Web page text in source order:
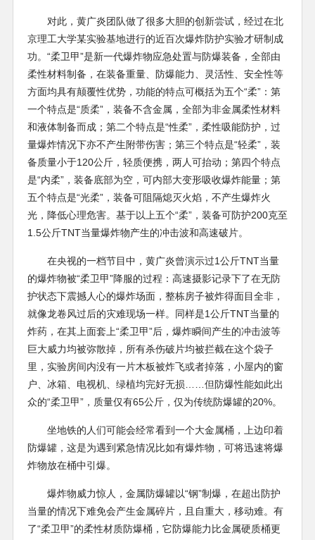
对此，黄广炎团队做了很多大胆的创新尝试，经过在北
京理工大学某实验基地进行的近百次爆炸防护实验才研制成
功。“柔卫甲”是新一代爆炸物应急处置与防爆装备，全部由
柔性材料制备，在装备重量、防爆能力、灵活性、安全性等
方面均具有颠覆性优势，功能的特点可概括为五个“柔”：第
一个特点是“质柔”，装备不含金属，全部为非金属柔性材料
和液体制备而成；第二个特点是“性柔”，柔性吸能防护，过
量爆炸情况下亦不产生附带伤害；第三个特点是“轻柔”，装
备质量小于120公斤，轻质便携，两人可抬动；第四个特点
是“内柔”，装备底部为空，可内部大变形吸收爆炸能量；第
五个特点是“光柔”，装备可阻隔熄灭火焰，不产生爆炸火
光，降低心理危害。基于以上五个“柔”，装备可防护200克至
1.5公斤TNT当量爆炸物产生的冲击波和高速破片。
在央视的一档节目中，黄广炎曾演示过1公斤TNT当量
的爆炸物被“柔卫甲”降服的过程：高速摄影记录下了在无防
护状态下震撼人心的爆炸场面，整栋房子被炸得面目全非，
就像龙卷风过后的灾难现场一样。同样是1公斤TNT当量的
炸药，在其上面套上“柔卫甲”后，爆炸瞬间产生的冲击波等
巨大威力均被弥散掉，所有杀伤破片均被拦截在这个袋子
里，实验房间内没有一片木板被炸飞或者掉落，小屋内的窗
户、冰箱、电视机、绿植均完好无损……但防爆性能如此出
众的“柔卫甲”，质量仅有65公斤，仅为传统防爆罐的20%。
坐地铁的人们可能会经常看到一个大金属桶，上边印着
防爆罐，这是为遇到紧急情况比如有爆炸物，可将迅速将爆
炸物放在桶中引爆。
爆炸物威力惊人，金属防爆罐以“钢”制爆，在超出防护
当量的情况下难免会产生金属碎片，且自重大，移动难。有
了“柔卫甲”的柔性材质防爆桶，它防爆能力比金属硬质桶更